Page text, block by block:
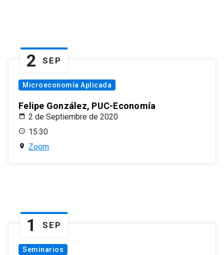
2 SEP
Microeconomía Aplicada
Felipe González, PUC-Economía
2 de Septiembre de 2020
15:30
Zoom
1 SEP
Seminarios